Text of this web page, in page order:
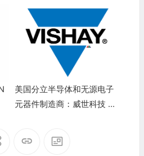
美国分立半导体和无源电子
元器件制造商：威世科技 Vis